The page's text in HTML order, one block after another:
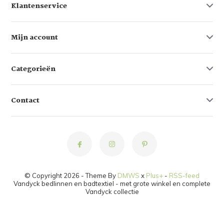
Klantenservice
Mijn account
Categorieën
Contact
© Copyright 2026 - Theme By DMWS x Plus+ - RSS-feed
Vandyck bedlinnen en badtextiel - met grote winkel en complete
Vandyck collectie